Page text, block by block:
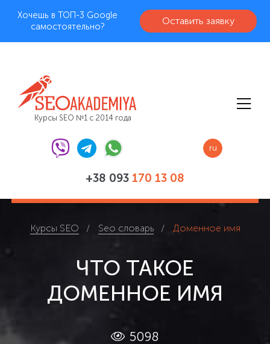
Хочешь в ТОП-3 Google
самостоятельно?
Оставить заявку
Курсы SEO №1 с 2014 года
+38 093 170 13 08
ru
Курсы SEO Seo словарь Доменное имя
ЧТО ТАКОЕ
ДОМЕННОЕ ИМЯ
5098